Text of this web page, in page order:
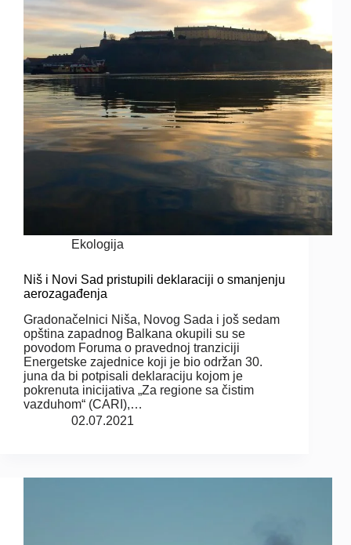
Ekologija
Niš i Novi Sad pristupili deklaraciji o smanjenju
aerozagađenja
Gradonačelnici Niša, Novog Sada i još sedam
opština zapadnog Balkana okupili su se
povodom Foruma o pravednoj tranziciji
Energetske zajednice koji je bio održan 30.
juna da bi potpisali deklaraciju kojom je
pokrenuta inicijativa „Za regione sa čistim
vazduhom“ (CARI),…
02.07.2021